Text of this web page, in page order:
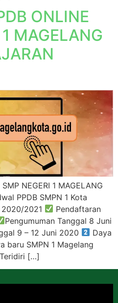
ONLINE
MAGELANG
NEGERI 1 MAGELANG
PPDB SMPN 1 Kota
2020/2021
Pendaftaran
Pengumuman Tanggal 8 Juni
9 – 12 Juni 2020
Daya
baru SMPN 1 Magelang
[…]